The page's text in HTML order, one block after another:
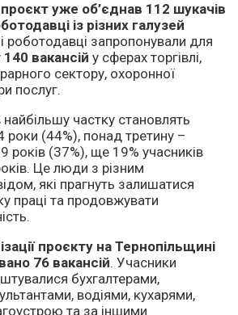
проєкт уже об’єднав 112 шукачів
із різних галузей
роботодавці запропонували для
1 40 вакансій у сферах торгівлі,
сектору, охоронної
послуг.
частку становлять
(44%), понад третину –
років (37%), ще 19% учасників
Це люди з різним
які прагнуть залишатися
праці та продовжувати
проєкту на Тернопільщині
76 вакансій. Учасники
бухгалтерами,
водіями, кухарями,
та за іншими